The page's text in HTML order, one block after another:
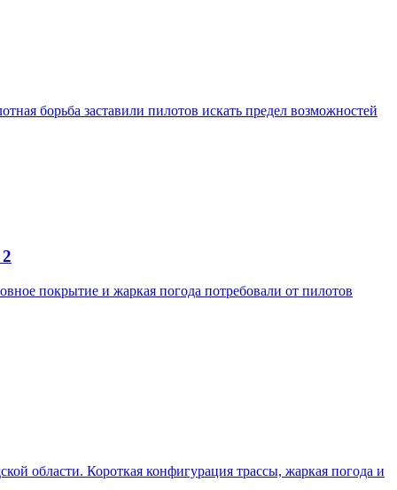
борьба заставили пилотов искать предел возможностей
покрытие и жаркая погода потребовали от пилотов
области. Короткая конфигурация трассы, жаркая погода и